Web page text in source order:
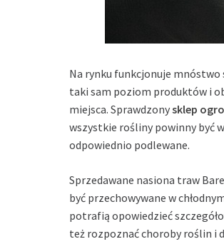
Na rynku funkcjonuje mnóstwo
taki sam poziom produktów i
miejsca. Sprawdzonysklep
wszystkie rośliny powinny być
odpowiednio podlewane.
Sprzedawane nasiona traw
być przechowywane w
potrafią opowiedzieć
też rozpoznać choroby roślin i